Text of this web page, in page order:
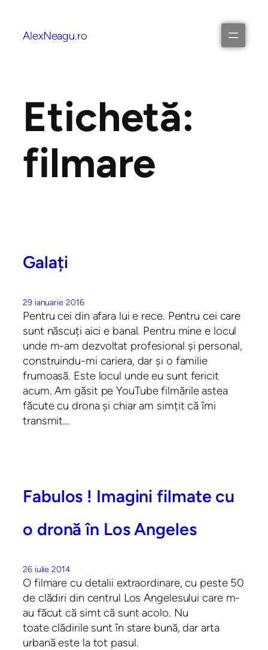
AlexNeagu.ro
Etichetă:
filmare
Galați
29 ianuarie 2016
Pentru cei din afara lui e rece. Pentru cei care
sunt născuți aici e banal. Pentru mine e locul
unde m-am dezvoltat profesional și personal,
construindu-mi cariera, dar și o familie
frumoasă. Este locul unde eu sunt fericit
acum. Am găsit pe YouTube filmările astea
făcute cu drona și chiar am simțit că îmi
transmit…
Fabulos ! Imagini filmate cu
o dronă în Los Angeles
26 iulie 2014
O filmare cu detalii extraordinare, cu peste 50
de clădiri din centrul Los Angelesului care m-
au făcut că simt că sunt acolo. Nu
toate clădirile sunt în stare bună, dar arta
urbană este la tot pasul.